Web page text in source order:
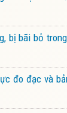
bị bãi bỏ
đo đạc và